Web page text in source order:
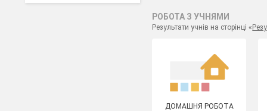
РОБОТА З УЧНЯМИ
Результати учнів на сторінці «
ДОМАШНЯ РОБОТА